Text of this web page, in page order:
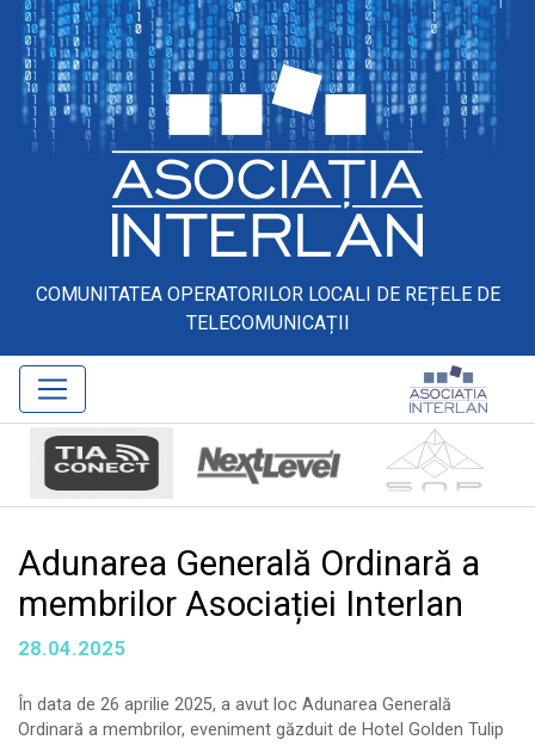
COMUNITATEA OPERATORILOR LOCALI DE REȚELE DE
TELECOMUNICAȚII
Adunarea Generală Ordinară a
membrilor Asociației Interlan
28.04.2025
În data de 26 aprilie 2025, a avut loc Adunarea Generală
Ordinară a membrilor, eveniment găzduit de Hotel Golden Tulip